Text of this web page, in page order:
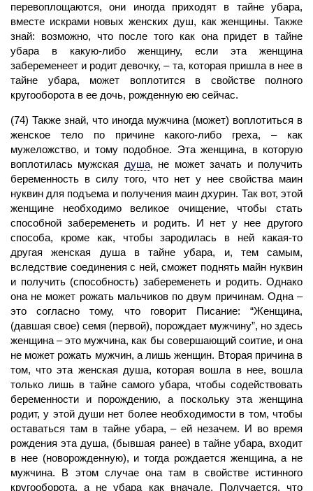
перевоплощаются, они иногда приходят в тайне убара,
вместе искрами новых женских душ, как женщины. Также
знай: возможно, что после того как она придет в тайне
убара в какую-либо женщину, если эта женщина
забеременеет и родит девочку, – та, которая пришла в нее в
тайне убара, может воплотится в свойстве полного
кругооборота в ее дочь, рожденную ею сейчас.
(74) Также знай, что иногда мужчина (может) воплотиться в
женское тело по причине какого-либо греха, – как
мужеложство, и тому подобное. Эта женщина, в которую
воплотилась мужская душа, не может зачать и получить
беременность в силу того, что нет у нее свойства маин
нуквин для подъема и получения маин дхурин. Так вот, этой
женщине необходимо великое очищение, чтобы стать
способной забеременеть и родить. И нет у нее другого
способа, кроме как, чтобы зародилась в ней какая-то
другая женская душа в тайне убара, и, тем самым,
вследствие соединения с ней, сможет поднять майн нуквин
и получить (способность) забеременеть и родить. Однако
она не может рожать мальчиков по двум причинам. Одна –
это согласно тому, что говорит Писание: “Женщина,
(давшая свое) семя (первой), порождает мужчину”, но здесь
женщина – это мужчина, как бы совершающий соитие, и она
не может рожать мужчин, а лишь женщин. Вторая причина в
том, что эта женская душа, которая вошла в нее, вошла
только лишь в тайне самого убара, чтобы содействовать
беременности и порождению, а поскольку эта женщина
родит, у этой души нет более необходимости в том, чтобы
оставаться там в тайне убара, – ей незачем. И во время
рождения эта душа, (бывшая ранее) в тайне убара, входит
в нее (новорожденную), и тогда рождается женщина, а не
мужчина. В этом случае она там в свойстве истинного
кругооборота, а не убара как вначале. Получается, что